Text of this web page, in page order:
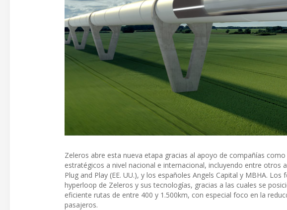
Zeleros abre esta nueva etapa gracias al apoyo de compañías
estratégicos a nivel nacional e internacional, incluyendo entre otros
Plug and Play (EE. UU.), y los españoles Angels Capital y MBHA.
hyperloop de Zeleros y sus tecnologías, gracias a las cuales se
eficiente rutas de entre 400 y 1.500km, con especial foco en la
pasajeros.